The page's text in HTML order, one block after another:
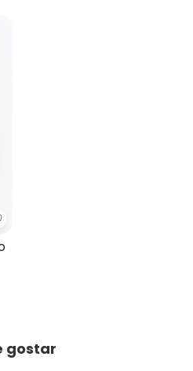
- Calça Preta em
gostar